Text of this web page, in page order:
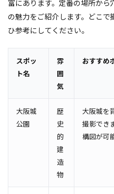
富にあります。定番の場所か
の魅力をご紹介します。どこ
ひ参考にしてください。
スポッ
ト名
雰
囲
気
おすすめ
大阪城
公園
歴
史
的
建
造
物
大阪城を
撮影でき
構図が可